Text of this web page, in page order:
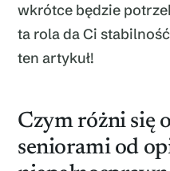
wkrótce będzie
ta rola da Ci
ten artykuł!
Czym różni się
seniorami od